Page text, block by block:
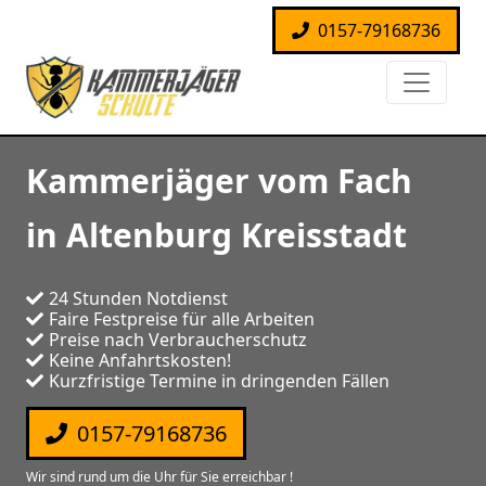
0157-79168736
Kammerjäger vom Fach
in Altenburg Kreisstadt
24 Stunden Notdienst
Faire Festpreise für alle Arbeiten
Preise nach Verbraucherschutz
Keine Anfahrtskosten!
Kurzfristige Termine in dringenden Fällen
0157-79168736
Wir sind rund um die Uhr für Sie erreichbar !